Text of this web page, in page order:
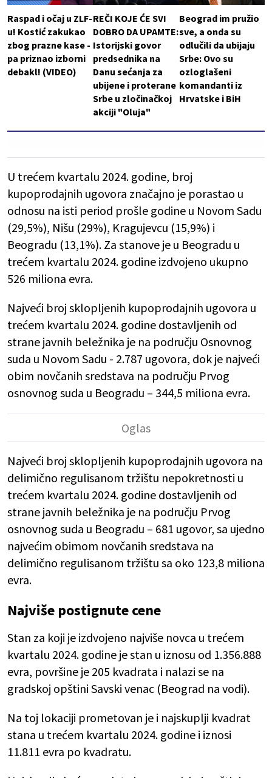
Raspad i očaj u ZLF-
u! Kostić zakukao
zbog prazne kase -
pa priznao izborni
debakl! (VIDEO)
REČI KOJE ĆE SVI
DOBRO DA UPAMTE:
Istorijski govor
predsednika na
Danu sećanja za
ubijene i proterane
Srbe u zločinačkoj
akciji "Oluja"
Beograd im pružio
sve, a onda su
odlučili da ubijaju
Srbe: Ovo su
ozloglašeni
komandanti iz
Hrvatske i BiH
U trećem kvartalu 2024. godine, broj
kupoprodajnih ugovora značajno je porastao u
odnosu na isti period prošle godine u Novom Sadu
(29,5%), Nišu (29%), Kragujevcu (15,9%) i
Beogradu (13,1%). Za stanove je u Beogradu u
trećem kvartalu 2024. godine izdvojeno ukupno
526 miliona evra.
Najveći broj sklopljenih kupoprodajnih ugovora u
trećem kvartalu 2024. godine dostavljenih od
strane javnih beležnika je na području Osnovnog
suda u Novom Sadu - 2.787 ugovora, dok je najveći
obim novčanih sredstava na području Prvog
osnovnog suda u Beogradu – 344,5 miliona evra.
Najveći broj sklopljenih kupoprodajnih ugovora na
delimično regulisanom tržištu nepokretnosti u
trećem kvartalu 2024. godine dostavljenih od
strane javnih beležnika je na području Prvog
osnovnog suda u Beogradu – 681 ugovor, sa ujedno
najvećim obimom novčanih sredstava na
delimično regulisanom tržištu sa oko 123,8 miliona
evra.
Najviše postignute cene
Stan za koji je izdvojeno najviše novca u trećem
kvartalu 2024. godine je stan u iznosu od 1.356.888
evra, površine je 205 kvadrata i nalazi se na
gradskoj opštini Savski venac (Beograd na vodi).
Na toj lokaciji prometovan je i najskuplji kvadrat
stana u trećem kvartalu 2024. godine i iznosi
11.811 evra po kvadratu.